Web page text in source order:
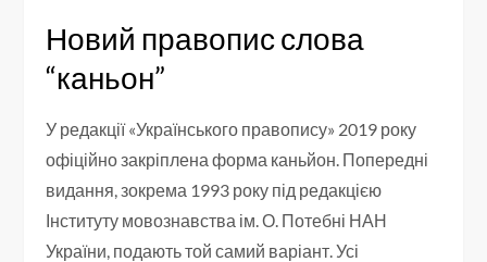
Новий правопис слова
“каньон”
У редакції «Українського правопису» 2019 року
офіційно закріплена форма каньйон. Попередні
видання, зокрема 1993 року під редакцією
Інституту мовознавства ім. О. Потебні НАН
України, подають той самий варіант. Усі